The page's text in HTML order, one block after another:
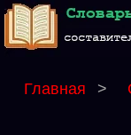
Главная >